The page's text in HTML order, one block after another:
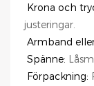
Krona och
justeringar.
Armband
Spänne:
Förpackning: